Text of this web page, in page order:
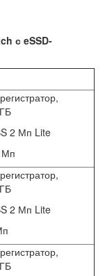
с eSSD-
2 Мп Lite
Мп
2 Мп Lite